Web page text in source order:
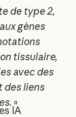
de type 2,
gènes
tissulaire,
avec des
liens
»
IA